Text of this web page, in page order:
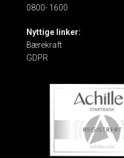
0800- 1600
Nyttige linker:
Bærekraft
GDPR